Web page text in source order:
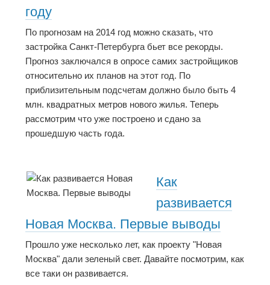
году
По прогнозам на 2014 год можно сказать, что
застройка Санкт-Петербурга бьет все рекорды.
Прогноз заключался в опросе самих застройщиков
относительно их планов на этот год. По
приблизительным подсчетам должно было быть 4
млн. квадратных метров нового жилья. Теперь
рассмотрим что уже построено и сдано за
прошедшую часть года.
Как
развивается
Новая Москва. Первые выводы
Прошло уже несколько лет, как проекту "Новая
Москва" дали зеленый свет. Давайте посмотрим, как
все таки он развивается.